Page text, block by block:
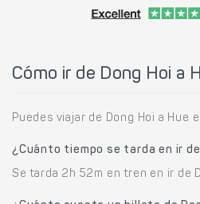
Cómo ir de Dong Hoi a
Puedes viajar de Dong Hoi a Hue
¿Cuánto tiempo se tarda en ir de
Se tarda 2h 52m en tren en ir de